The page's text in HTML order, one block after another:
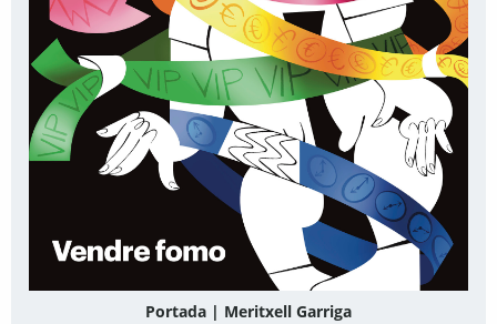
Portada | Meritxell Garriga